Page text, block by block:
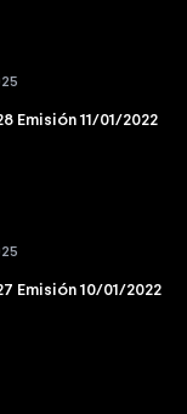
Emisión 11/01/2022
Emisión 10/01/2022